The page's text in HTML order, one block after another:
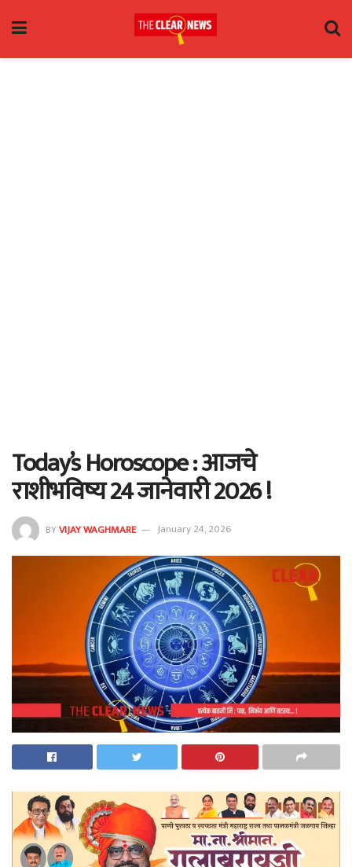
Today’s Horoscope : आजचे
राशीभविष्य 24 जानेवारी 2026 !
BYVIJAY WAGHMARE January 24, 2026